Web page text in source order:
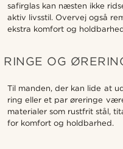
safirglas kan næsten ikke
aktiv livsstil. Overvej også
ekstra komfort og
RINGE OG
Til manden, der kan lide at
ring eller et par øreringe
materialer som rustfrit stål,
for komfort og holdbarhed.